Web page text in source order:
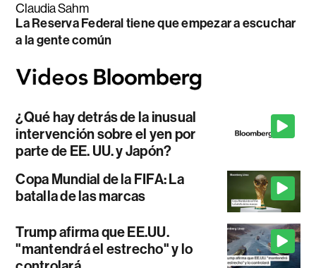
Claudia Sahm
La Reserva Federal tiene que empezar a escuchar
a la gente común
¿Qué hay detrás de la inusual
intervención sobre el yen por
parte de EE. UU. y Japón?
Copa Mundial de la FIFA: La
batalla de las marcas
Trump afirma que EE.UU.
"mantendrá el estrecho" y lo